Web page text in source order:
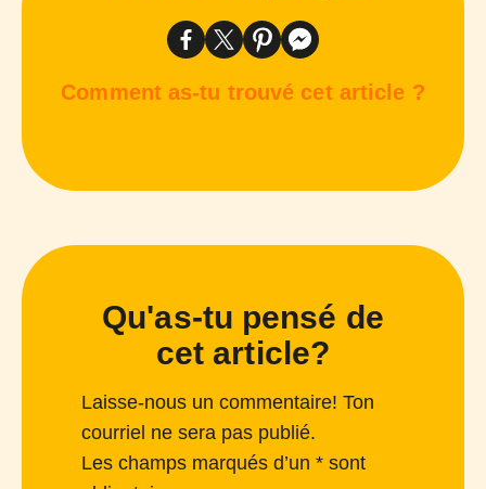
Comment as-tu trouvé cet article ?
Qu'as-tu pensé de
cet article?
Laisse-nous un commentaire! Ton
courriel ne sera pas publié.
Les champs marqués d’un * sont